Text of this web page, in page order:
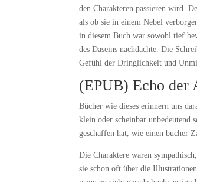
den Charakteren passieren wird.
als ob sie in einem Nebel
in diesem Buch war sowohl tief
des Daseins nachdachte. Die
Gefühl der Dringlichkeit und
(EPUB) Echo der
Bücher wie dieses erinnern uns
klein oder scheinbar unbedeutend
geschaffen hat, wie einen bucher
Die Charaktere waren
sie schon oft über die